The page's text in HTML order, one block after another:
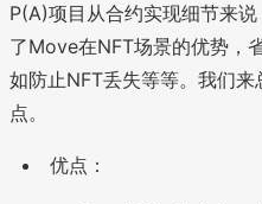
P(A)项目从合约实现细节来
了Move在NFT场景的优势，
如防止NFT丢失等等。我们
点。
优点：